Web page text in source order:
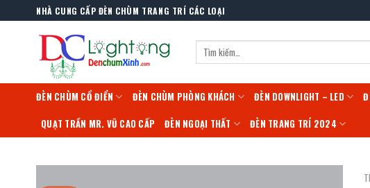
to
NHÀ CUNG CẤP ĐÈN CHÙM TRANG TRÍ CÁC LOẠI
Tìm
kiếm:
ĐÈN CHÙM CỔ ĐIỂN ĐÈN CHÙM PHÒNG KHÁCH ĐÈN DOWNLIGHT – LED
QUẠT TRẦN MR. VŨ CAO CẤP ĐÈN NGOẠI THẤT ĐÈN TRANG TRÍ 2024